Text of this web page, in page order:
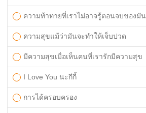
ความท้าทายที่เราไม่อาจรู้ตอนจบของมัน
ความสุขแม้ว่ามันจะทำให้เจ็บปวด
มีความสุขเมื่อเห็นคนที่เรารักมีความสุข
I Love You นะกีกี้
การได้ครอบครอง